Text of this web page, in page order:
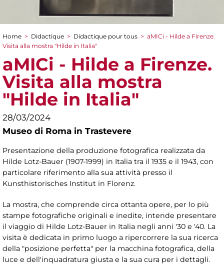
You are here
Home > Didactique > Didactique pour tous > aMICi - Hilde a Firenze.
Visita alla mostra "Hilde in Italia"
aMICi - Hilde a Firenze.
Visita alla mostra
"Hilde in Italia"
28/03/2024
Museo di Roma in Trastevere
Presentazione della produzione fotografica realizzata da
Hilde Lotz-Bauer (1907-1999) in Italia tra il 1935 e il 1943, con
particolare riferimento alla sua attività presso il
Kunsthistorisches Institut in Florenz.
La mostra, che comprende circa ottanta opere, per lo più
stampe fotografiche originali e inedite, intende presentare
il viaggio di Hilde Lotz-Bauer in Italia negli anni '30 e '40. La
visita è dedicata in primo luogo a ripercorrere la sua ricerca
della "posizione perfetta" per la macchina fotografica, della
luce e dell'inquadratura giusta e la sua cura per i dettagli.